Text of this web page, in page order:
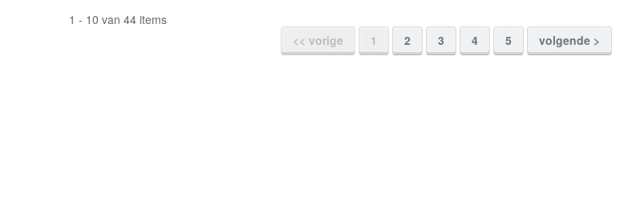
1 - 10 van 44 items
<< vorige
1 2 3 4 5 volgende >